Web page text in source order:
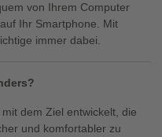
von Ihrem Computer
auf Ihr Smartphone. Mit
immer dabei.
dem Ziel entwickelt, die
und komfortabler zu